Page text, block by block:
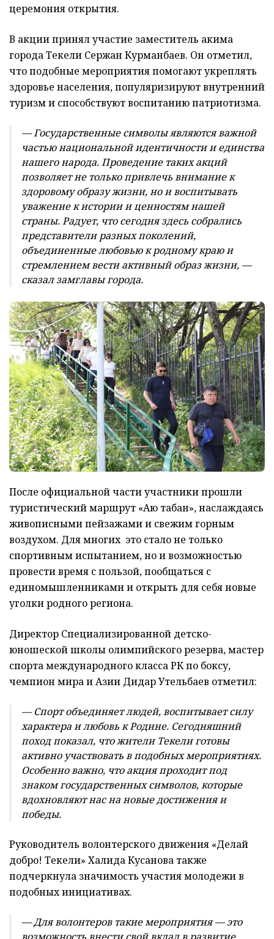
церемония открытия.
В акции принял участие заместитель акима
города Текели Сержан Курманбаев. Он отметил,
что подобные мероприятия помогают укреплять
здоровье населения, популяризируют внутренний
туризм и способствуют воспитанию патриотизма.
— Государственные символы являются важной
частью национальной идентичности и единства
нашего народа. Проведение таких акций
позволяет не только привлечь внимание к
здоровому образу жизни, но и воспитывать
уважение к истории и ценностям нашей
страны. Радует, что сегодня здесь собрались
представители разных поколений,
объединенные любовью к родному краю и
стремлением вести активный образ жизни, —
сказал замглавы города.
После официальной части участники прошли
туристический маршрут «Аю табан», наслаждаясь
живописными пейзажами и свежим горным
воздухом. Для многих это стало не только
спортивным испытанием, но и возможностью
провести время с пользой, пообщаться с
единомышленниками и открыть для себя новые
уголки родного региона.
Директор Специализированной детско-
юношеской школы олимпийского резерва, мастер
спорта международного класса РК по боксу,
чемпион мира и Азии Дидар Утельбаев отметил:
— Спорт объединяет людей, воспитывает силу
характера и любовь к Родине. Сегодняшний
поход показал, что жители Текели готовы
активно участвовать в подобных мероприятиях.
Особенно важно, что акция проходит под
знаком государственных символов, которые
вдохновляют нас на новые достижения и
победы.
Руководитель волонтерского движения «Делай
добро! Текели» Халида Кусанова также
подчеркнула значимость участия молодежи в
подобных инициативах.
— Для волонтеров такие мероприятия — это